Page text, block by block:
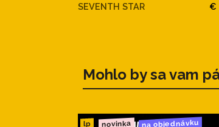
SEVENTH STAR €
Mohlo by sa vam
lp novinka na objednávku